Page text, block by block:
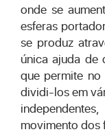
onde se
esferas
se produz
única ajuda de
que permite
dividi-los em
movimento dos